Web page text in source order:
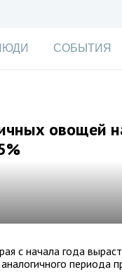
СОБЫТИЯ
овощей
с начала года
периода